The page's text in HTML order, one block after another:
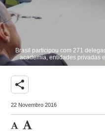
Brasil participou com 271
academia, entidades privadas
share
22 Novembro 2016